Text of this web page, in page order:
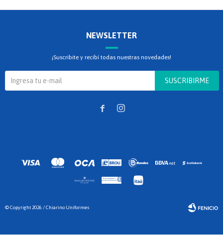
NEWSLETTER
¡Suscribite y recibí todas nuestras novedades!
SUSCRIBIRME
 
© Copyright 2026 / Chiarino Uniformes